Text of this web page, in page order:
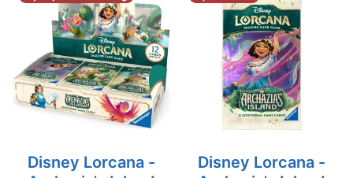
Disney Lorcana -
Disney Lorcana -